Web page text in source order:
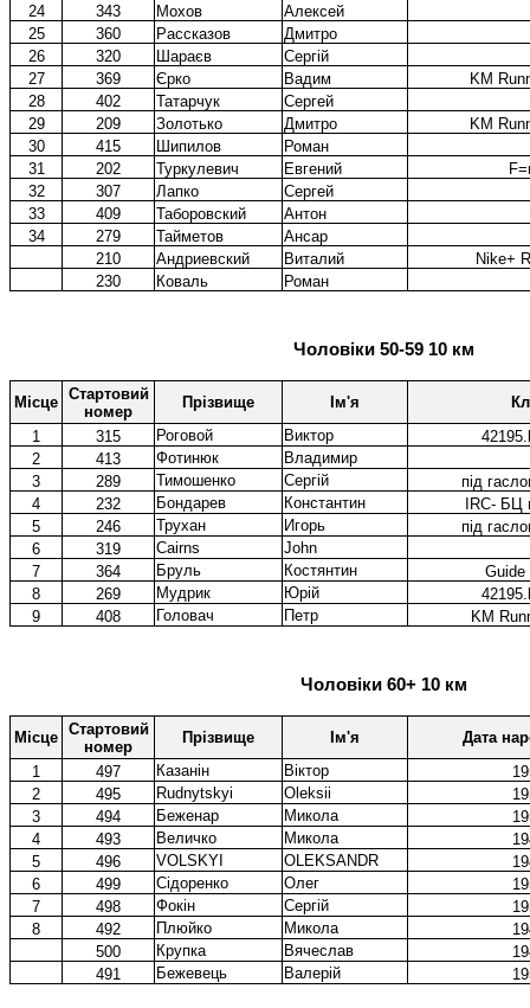
24
343 Мохов
Алексей
25
360 Рассказов
Дмитро
26
320 Шараєв
Сергій
27
369 Єрко Вадим
KM
28
402 Татарчук
Сергей
29
209 Золотько Дмитро
KM
30
415 Шипилов
Роман
31
202 Туркулевич Евгений
32
307 Лапко
Сергей
33
409 Таборовский
Антон
34
279 Тайметов
Ансар
210
Андриевский Виталий
Nike+
230
Коваль Роман
Чоловіки 50-59 10 км
Місце Стартовий
номер
Прізвище Ім'я
1
315 Роговой Виктор
2
413 Фотинюк
Владимир
3
289 Тимошенко Сергій
під
4
232 Бондарев Константин
IRC-
5
246 Трухан Игорь
під
6
319 Cairns
John
7
364 Бруль Костянтин
Guide
8
269 Мудрик Юрій
9
408 Головач Петр KM
Чоловіки 60+ 10 км
Місце Стартовий
номер
Прізвище Ім'я
Дата
1
497 Казанін Віктор
2
495 Rudnytskyi Oleksii
3
494 Беженар Микола
4
493 Величко Микола
5
496 VOLSKYI OLEKSANDR
6
499 Сідоренко Олег
7
498 Фокін Сергій
8
492 Плюйко Микола
500
Крупка Вячеслав
491
Бежевець Валерій